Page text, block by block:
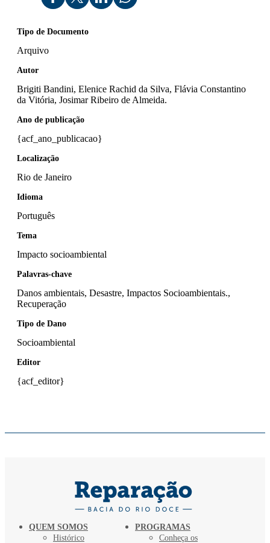
Tipo de Documento
Arquivo
Autor
Brigiti Bandini, Elenice Rachid da Silva, Flávia Constantino
da Vitória, Josimar Ribeiro de Almeida.
Ano de publicação
{acf_ano_publicacao}
Localização
Rio de Janeiro
Idioma
Português
Tema
Impacto socioambiental
Palavras-chave
Danos ambientais, Desastre, Impactos Socioambientais.,
Recuperação
Tipo de Dano
Socioambiental
Editor
{acf_editor}
QUEM SOMOS
Histórico
PROGRAMAS
Conheça os